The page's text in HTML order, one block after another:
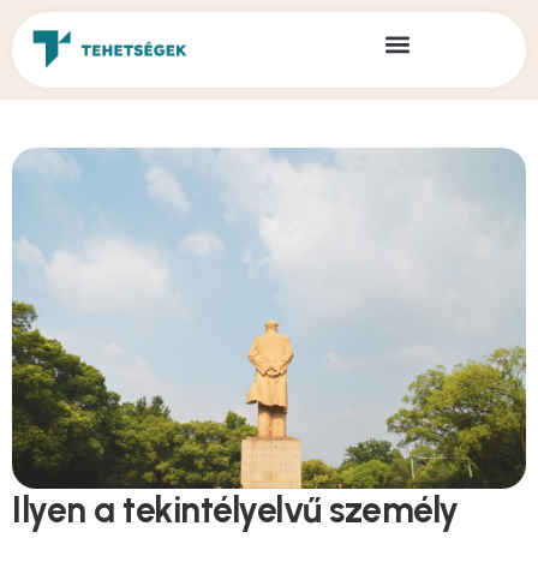
Ilyen a tekintélyelvű személy